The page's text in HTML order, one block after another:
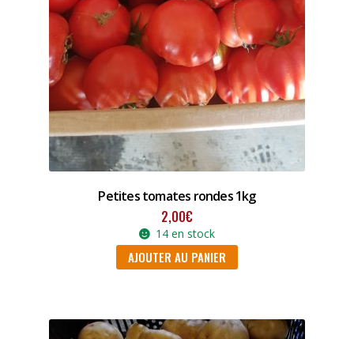
Petites tomates rondes 1kg
2,00€
14 en stock
AJOUTER AU PANIER